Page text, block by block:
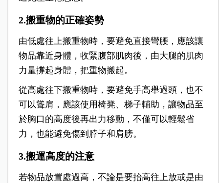
2.搬重物的正確姿勢
由低處往上搬重物時，要避免直接彎腰，應該讓
物品靠近身體，收緊腹部肌肉後，由大腿的肌肉
力量撐起身體，把重物搬起。
從高處往下搬重物時，要避免手高舉過頭，也不
可以聳肩，應該使用椅凳、梯子輔助，讓物品至
於胸口的高度後再出力移動，不僅可以輕鬆省
力，也能避免傷到脖子和肩膀。
3.搬運高度的注意
若物品放置處過高，不論是要抬高往上放或是由